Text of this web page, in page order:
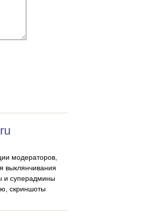
модераторов,
выклянчивания
и суперадмины
скриншоты